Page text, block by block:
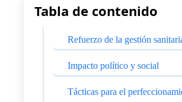
Tabla de contenido
Refuerzo de la gestión
Impacto político y social
Tácticas para el